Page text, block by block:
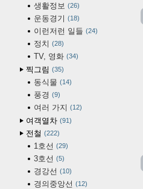
생활정보 26
운동경기 18
이런저런 일들 24
정치 28
TV, 영화 34
찍그림 35
동식물 14
풍경 9
여러 가지 12
여객열차 91
전철 222
1호선 29
3호선 5
경강선 10
경의중앙선 12